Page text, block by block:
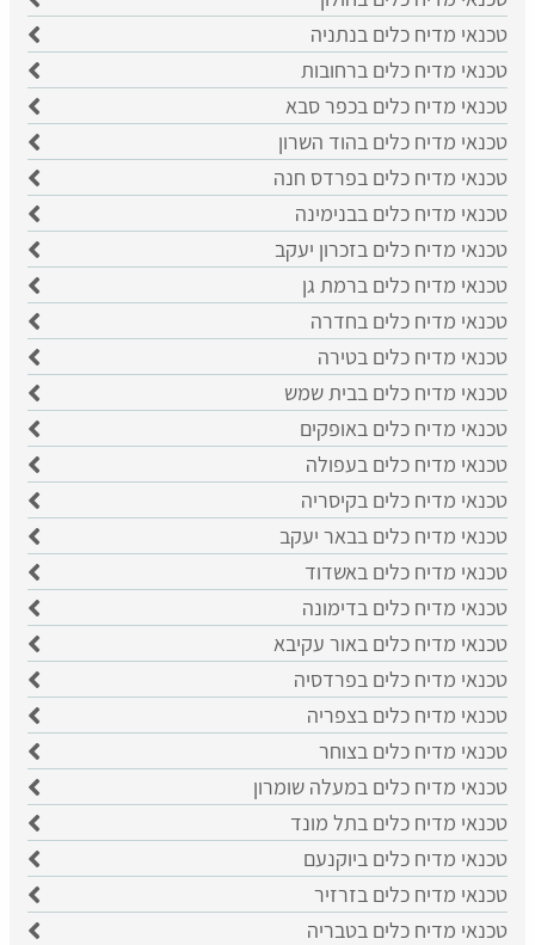
טכנאי מדיח כלים בנתניה
טכנאי מדיח כלים ברחובות
טכנאי מדיח כלים בכפר סבא
טכנאי מדיח כלים בהוד השרון
טכנאי מדיח כלים בפרדס חנה
טכנאי מדיח כלים בבנימינה
טכנאי מדיח כלים בזכרון יעקב
טכנאי מדיח כלים ברמת גן
טכנאי מדיח כלים בחדרה
טכנאי מדיח כלים בטירה
טכנאי מדיח כלים בבית שמש
טכנאי מדיח כלים באופקים
טכנאי מדיח כלים בעפולה
טכנאי מדיח כלים בקיסריה
טכנאי מדיח כלים בבאר יעקב
טכנאי מדיח כלים באשדוד
טכנאי מדיח כלים בדימונה
טכנאי מדיח כלים באור עקיבא
טכנאי מדיח כלים בפרדסיה
טכנאי מדיח כלים בצפריה
טכנאי מדיח כלים בצוחר
טכנאי מדיח כלים במעלה שומרון
טכנאי מדיח כלים בתל מונד
טכנאי מדיח כלים ביוקנעם
טכנאי מדיח כלים בזרזיר
טכנאי מדיח כלים בטבריה